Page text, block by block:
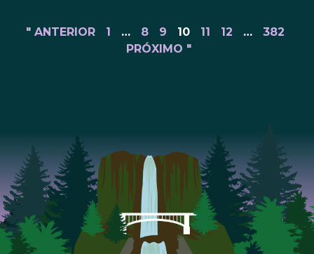
" ANTERIOR 1 … 8 9 10 11 12 …
382
PRÓXIMO "